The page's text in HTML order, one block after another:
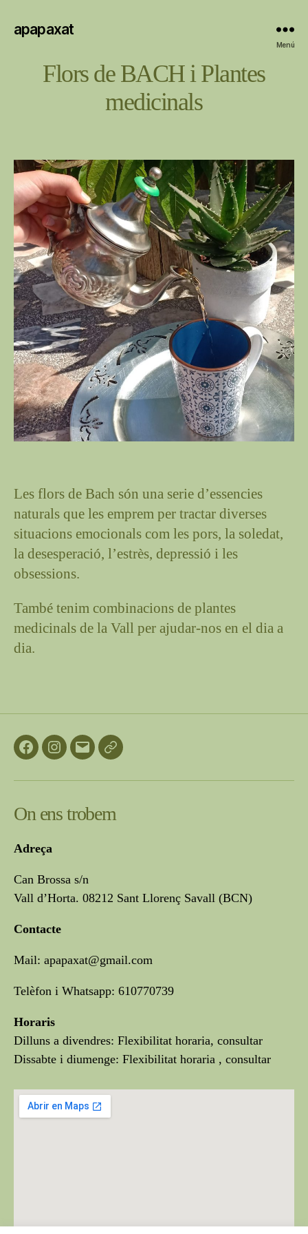
apapaxat
Menú
Flors de BACH i Plantes
medicinals
Les flors de Bach són una serie d’essencies
naturals que les emprem per tractar diverses
situacions emocionals com les pors, la soledat,
la desesperació, l’estrès, depressió i les
obsessions.
També tenim combinacions de plantes
medicinals de la Vall per ajudar-nos en el dia a
dia.
FacebookInstagram
CorreoPolitica
On ens trobem
Adreça
Can Brossa s/n
Vall d’Horta. 08212 Sant Llorenç Savall (BCN)
Contacte
Mail: apapaxat@gmail.com
Telèfon i Whatsapp: 610770739
Horaris
Dilluns a divendres: Flexibilitat horaria, consultar
Dissabte i diumenge: Flexibilitat horaria , consultar